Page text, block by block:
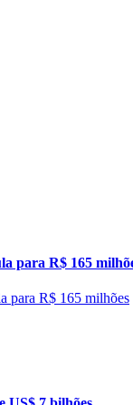
para R$ 165